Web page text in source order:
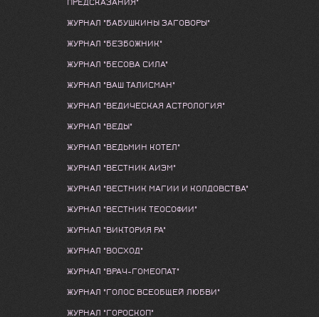
ПРЕДСКАЗАНИЯ"
ЖУРНАЛ "БАБУШКИНЫ ЗАГОВОРЫ"
ЖУРНАЛ "БЕЗБОЖНИК"
ЖУРНАЛ "БЕСОВА СИЛА"
ЖУРНАЛ "ВАШ ТАЛИСМАН"
ЖУРНАЛ "ВЕДИЧЕСКАЯ АСТРОЛОГИЯ"
ЖУРНАЛ "ВЕДЫ"
ЖУРНАЛ "ВЕДЬМИН КОТЕЛ"
ЖУРНАЛ "ВЕСТНИК АИЭМ"
ЖУРНАЛ "ВЕСТНИК МАГИИ И КОЛДОВСТВА"
ЖУРНАЛ "ВЕСТНИК ТЕОСОФИИ"
ЖУРНАЛ "ВИКТОРИЯ РА"
ЖУРНАЛ "ВОСХОД"
ЖУРНАЛ "ВРАЧ-ГОМЕОПАТ"
ЖУРНАЛ "ГОЛОС ВСЕОБЩЕЙ ЛЮБВИ"
ЖУРНАЛ "ГОРОСКОП"